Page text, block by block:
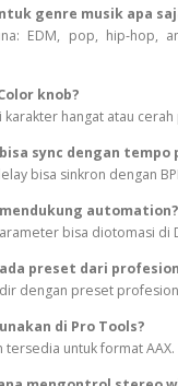
genre musik apa
EDM, pop, hip‑hop,
knob?
hangat atau
sync dengan tempo
bisa sinkron dengan
automation?
bisa diotomasi di
preset dari
dengan preset
di Pro Tools?
tersedia untuk format AAX.